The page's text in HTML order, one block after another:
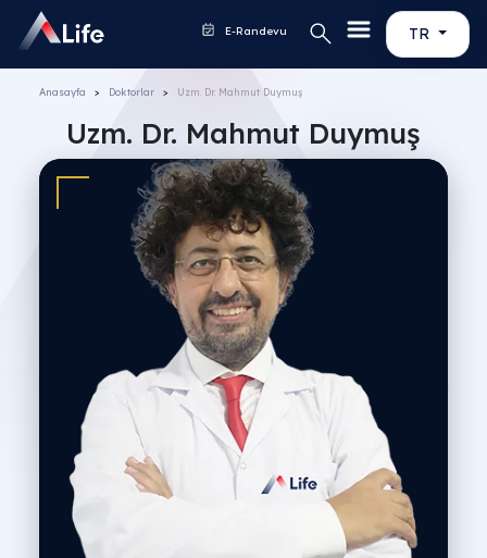
TR
E-Randevu
Anasayfa Doktorlar Uzm. Dr. Mahmut Duymuş
Uzm. Dr. Mahmut Duymuş